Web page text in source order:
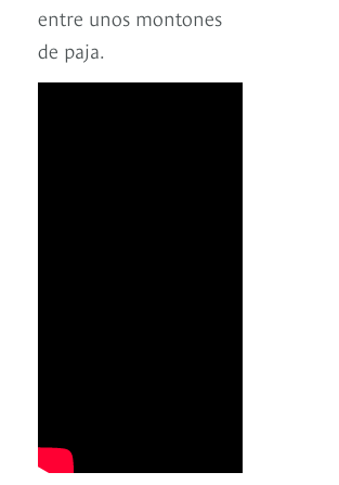
entre unos montones
de paja.